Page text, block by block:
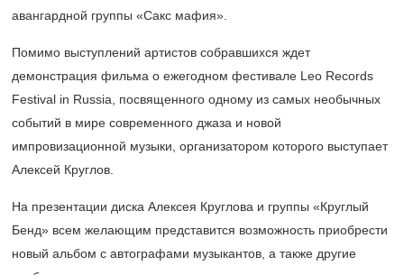
авангардной группы «Сакс мафия».
Помимо выступлений артистов собравшихся ждет
демонстрация фильма о ежегодном фестивале Leo Records
Festival in Russia, посвященного одному из самых необычных
событий в мире современного джаза и новой
импровизационной музыки, организатором которого выступает
Алексей Круглов.
На презентации диска Алексея Круглова и группы «Круглый
Бенд» всем желающим представится возможность приобрести
новый альбом с автографами музыкантов, а также другие